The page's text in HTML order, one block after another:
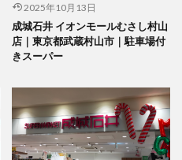
2025年10月13日
成城石井 イオンモールむさし村山
店｜東京都武蔵村山市｜駐車場付
きスーパー